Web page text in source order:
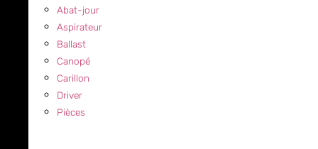
Abat-jour
Aspirateur
Ballast
Canopé
Carillon
Driver
Pièces